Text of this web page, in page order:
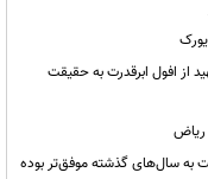
از افول ابرقدرت به حقیقت
ریاض
به سال‌های گذشته موفق‌تر بوده